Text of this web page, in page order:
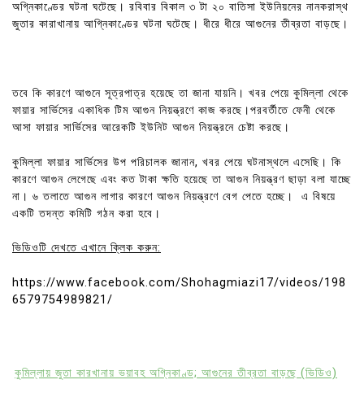
অগ্নিকাণ্ডের ঘটনা ঘটেছে। রবিবার বিকাল ৩ টা ২০ বাতিসা ইউনিয়নের নানকরাস্থ
জুতার কারাখানায় আগ্নিকাণ্ডের ঘটনা ঘটেছে। ধীরে ধীরে আগুনের তীব্রতা বাড়ছে।
তবে কি কারণে আগুনে সূত্রপাত্র হয়েছে তা জানা যায়নি। খবর পেয়ে কুমিল্লা থেকে
ফায়ার সার্ভিসের একাধিক টিম আগুন নিয়ন্ত্রণে কাজ করছে।পরবর্তীতে ফেনী থেকে
আসা ফায়ার সার্ভিসের আরেকটি ইউনিট আগুন নিয়ন্ত্রনে চেষ্টা করছে।
কুমিল্লা ফায়ার সার্ভিসের উপ পরিচালক জানান, খবর পেয়ে ঘটনাস্থলে এসেছি। কি
কারণে আগুন লেগেছে এবং কত টাকা ক্ষতি হয়েছে তা আগুন নিয়ন্ত্রণ ছাড়া বলা যাচ্ছে
না। ৬ তলাতে আগুন লাগার কারণে আগুন নিয়ন্ত্রণে বেগ পেতে হচ্ছে। এ বিষয়ে
একটি তদন্ত কমিটি গঠন করা হবে।
ভিডিওটি দেখতে এখানে ক্লিক করুন:
https://www.facebook.com/Shohagmiazi17/videos/198
6579754989821/
কুমিল্লায় জুতা কারখানায় ভয়াবহ অগ্নিকাণ্ড; আগুনের তীব্রতা বাড়ছে (ভিডিও)